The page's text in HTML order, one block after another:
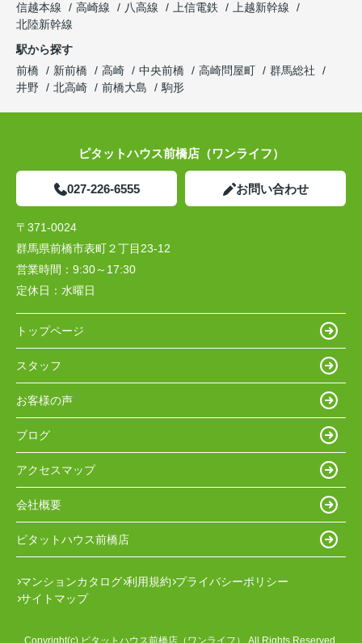
信越本線
高崎線 八高線 上信電鉄
上越新幹線
北陸新幹線
駅から探す
前橋
新前橋 高崎 中央前橋 高崎問屋町
群馬総社
井野
北高崎 前橋大島 駒形
ピタットハウス前橋店（ワンライフ）
027-226-6555 お問い合わせ
〒371-0024
群馬県前橋市表町２丁目23-12
営業時間： 9:30～17:30
定休日： 水曜日
トップページ
スタッフ
お客様の声
ブログ
アクセスマップ
会社概要
ピタットハウス前橋店
マンションカタログ 利用規約 プライバシーポリシー
サイトマップ
Copyright(c) ピタットハウス前橋店（ワンライフ） All Rights Reserved.